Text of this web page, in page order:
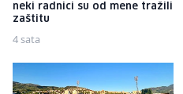
neki radnici su od mene tražili
zaštitu
4 sata